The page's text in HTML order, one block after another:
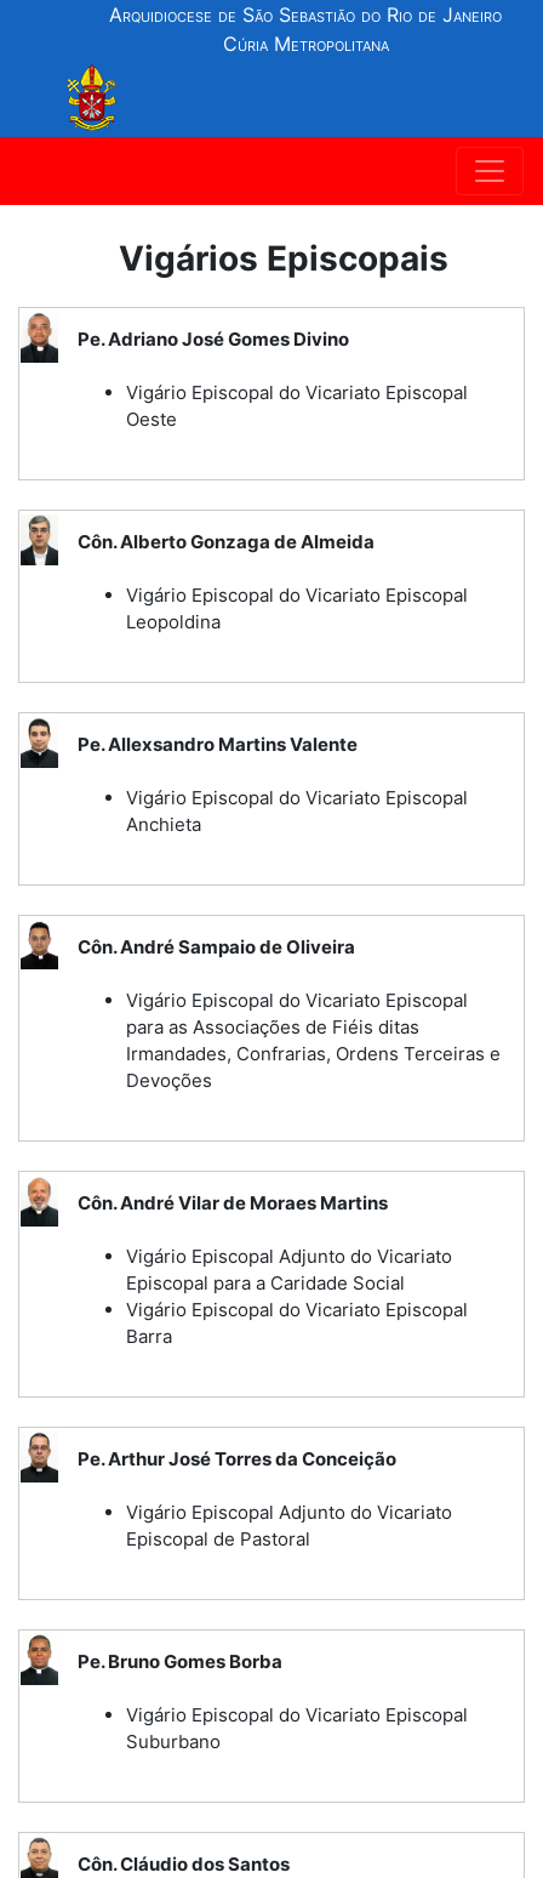
Arquidiocese de São Sebastião do Rio de Janeiro
Cúria Metropolitana
Vigários Episcopais
Pe. Adriano José Gomes Divino
Vigário Episcopal do Vicariato Episcopal
Oeste
Côn. Alberto Gonzaga de Almeida
Vigário Episcopal do Vicariato Episcopal
Leopoldina
Pe. Allexsandro Martins Valente
Vigário Episcopal do Vicariato Episcopal
Anchieta
Côn. André Sampaio de Oliveira
Vigário Episcopal do Vicariato Episcopal
para as Associações de Fiéis ditas
Irmandades, Confrarias, Ordens Terceiras e
Devoções
Côn. André Vilar de Moraes Martins
Vigário Episcopal Adjunto do Vicariato
Episcopal para a Caridade Social
Vigário Episcopal do Vicariato Episcopal
Barra
Pe. Arthur José Torres da Conceição
Vigário Episcopal Adjunto do Vicariato
Episcopal de Pastoral
Pe. Bruno Gomes Borba
Vigário Episcopal do Vicariato Episcopal
Suburbano
Côn. Cláudio dos Santos